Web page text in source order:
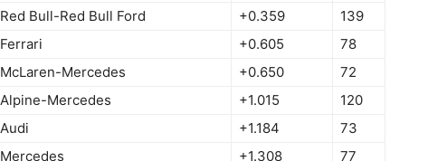
Red Bull-Red Bull Ford +0.359
139
Ferrari +0.605
78
McLaren-Mercedes +0.650
72
Alpine-Mercedes +1.015
120
Audi +1.184
73
Mercedes +1.308
77